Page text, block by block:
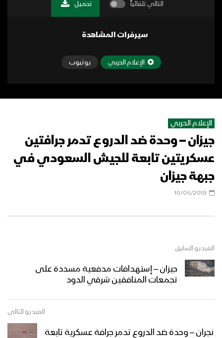
التالي تلقائياً تحميل
سيرفرات المشاهدة
الإعلام الحربي يوتيوب
الإعلام الحربي
جيزان – وحدة ضد الدروع تدمر جرافتين
عسكريتين تابعة للجيش السعودي في
جبهة جيزان
10/05/2019
الفيديو السابق
جيزان – إستهدافات مدفعية مسددة على
تجمعات المنافقين شرقي الدود
الفيديو التالي
نجران – وحدة ضد الدروع تدمر جرافة عسكرية تابعة